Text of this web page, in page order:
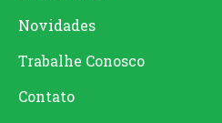
Novidades
Trabalhe Conosco
Contato